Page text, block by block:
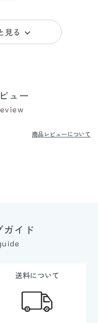
見る
ュー
商品レビューについて
ガイド
送料について